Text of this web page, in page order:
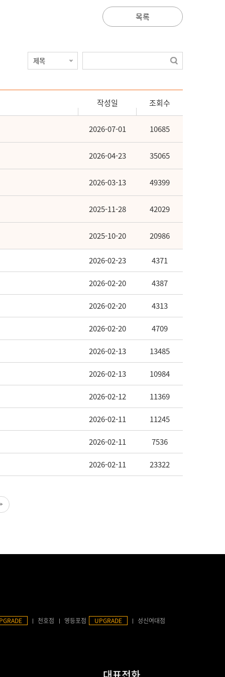
목록
작성일 조회수
2026-07-01 10685
2026-04-23 35065
2026-03-13 49399
2025-11-28 42029
2025-10-20 20986
2026-02-23 4371
2026-02-20 4387
2026-02-20 4313
2026-02-20 4709
2026-02-13 13485
2026-02-13 10984
2026-02-12 11369
2026-02-11 11245
2026-02-11 7536
2026-02-11 23322
천호점 영등포점 UPGRADE 성신여대점